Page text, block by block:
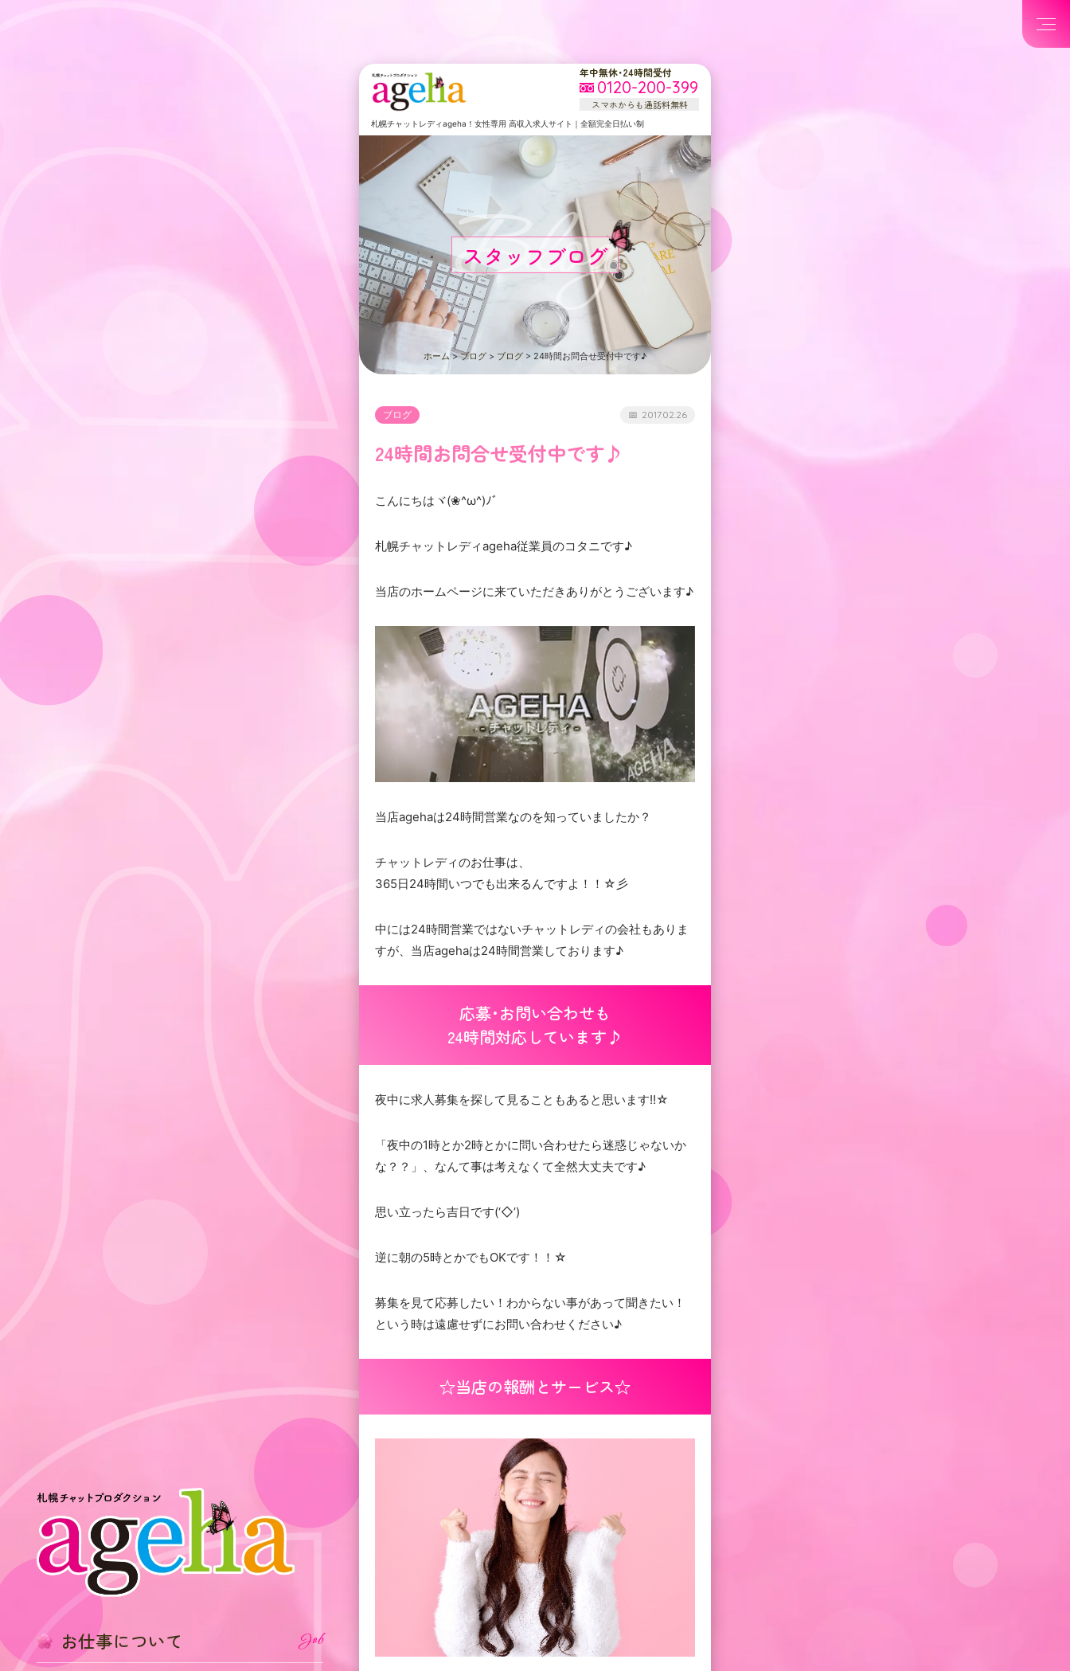
お仕事について Job
年中無休・24時間受付
0120-200-399
スマホからも通話料無料
札幌チャットレディageha！女性専用 高収入求人サイト ｜ 全額完全日払い制
スタッフブログ
Blog
ホーム>ブログ > ブログ > 24時間お問合せ受付中です♪
ブログ 2017.02.26
24時間お問合せ受付中です♪
こんにちはヾ(❀^ω^)ﾉﾞ
札幌チャットレディageha従業員のコタニです♪
当店のホームページに来ていただきありがとうございます♪
当店agehaは24時間営業なのを知っていましたか？
チャットレディのお仕事は、
365日24時間いつでも出来るんですよ！！☆彡
中には24時間営業ではないチャットレディの会社もありま
すが、当店agehaは24時間営業しております♪
応募・お問い合わせも
24時間対応しています♪
夜中に求人募集を探して見ることもあると思います!!☆
「夜中の1時とか2時とかに問い合わせたら迷惑じゃないか
な？？」、なんて事は考えなくて全然大丈夫です♪
思い立ったら吉日です(‘◇’)ゞ
逆に朝の5時とかでもOKです！！☆
募集を見て応募したい！わからない事があって聞きたい！
という時は遠慮せずにお問い合わせください♪
☆当店の報酬とサービス☆